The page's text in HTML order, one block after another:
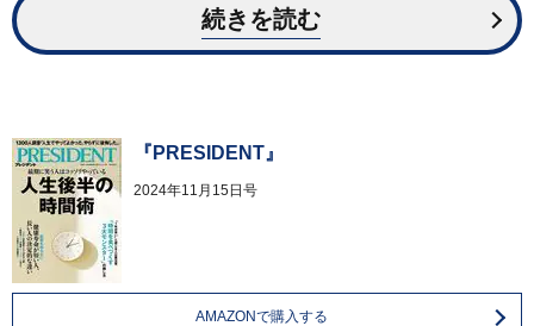
続きを読む
『PRESIDENT』
2024年11月15日号
AMAZONで購入する